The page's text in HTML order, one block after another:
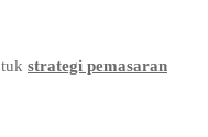
strategi pemasaran